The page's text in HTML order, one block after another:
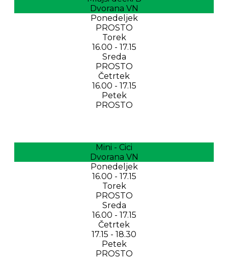
Dvorana VN
Ponedeljek
PROSTO
Torek
16.00 - 17.15
Sreda
PROSTO
Četrtek
16.00 - 17.15
Petek
PROSTO
Mini - Cici
Dvorana VN
Ponedeljek
16.00 - 17.15
Torek
PROSTO
Sreda
16.00 - 17.15
Četrtek
17.15 - 18.30
Petek
PROSTO